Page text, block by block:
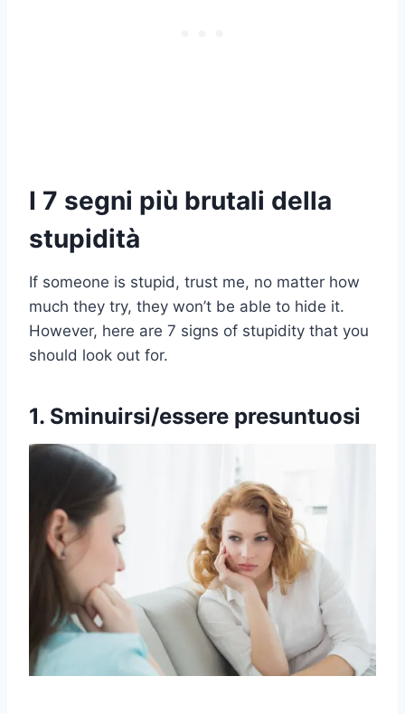
I 7 segni più brutali della
stupidità
If someone is stupid, trust me, no matter how
much they try, they won’t be able to hide it.
However, here are 7 signs of stupidity that you
should look out for.
1. Sminuirsi/essere presuntuosi